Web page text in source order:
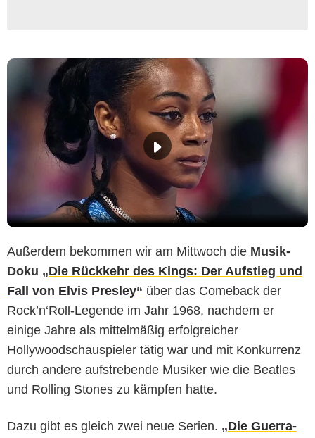
Außerdem bekommen wir am Mittwoch die Musik-
Doku „Die Rückkehr des Kings: Der Aufstieg und
Fall von Elvis Presley“ über das Comeback der
Rock’n‘Roll-Legende im Jahr 1968, nachdem er
einige Jahre als mittelmäßig erfolgreicher
Hollywoodschauspieler tätig war und mit Konkurrenz
durch andere aufstrebende Musiker wie die Beatles
und Rolling Stones zu kämpfen hatte.
Dazu gibt es gleich zwei neue Serien. „Die Guerra-